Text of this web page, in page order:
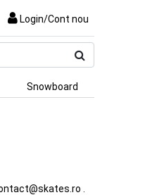
Login/Cont nou
produs
Snowboard
.